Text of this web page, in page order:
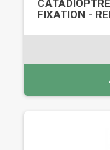
FIXATION -